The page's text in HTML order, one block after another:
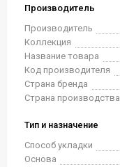
Производитель
Производитель
Коллекция
Название товара
Код производителя
Страна бренда
Страна производства
Тип и назначение
Способ укладки
Основа